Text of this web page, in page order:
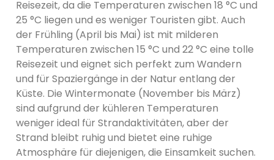
Reisezeit, da die Temperaturen zwischen 18 °C und
25 °C liegen und es weniger Touristen gibt. Auch
der Frühling (April bis Mai) ist mit milderen
Temperaturen zwischen 15 °C und 22 °C eine tolle
Reisezeit und eignet sich perfekt zum Wandern
und für Spaziergänge in der Natur entlang der
Küste. Die Wintermonate (November bis März)
sind aufgrund der kühleren Temperaturen
weniger ideal für Strandaktivitäten, aber der
Strand bleibt ruhig und bietet eine ruhige
Atmosphäre für diejenigen, die Einsamkeit suchen.